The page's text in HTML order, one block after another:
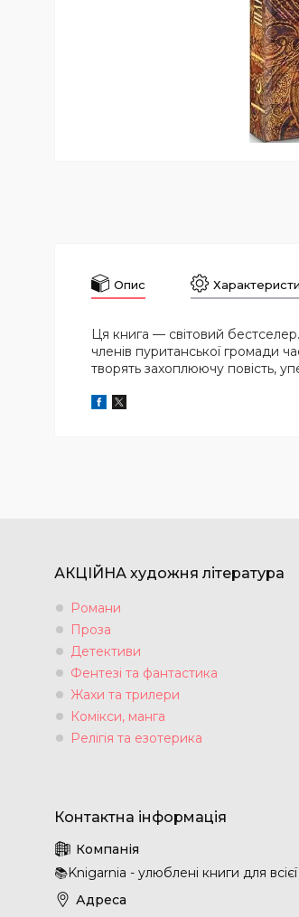
Опис
Ця книга — світовий
членів пуританської громади
творять захоплюючу повість,
АКЦІЙНА художня література
Романи
Проза
Детективи
Фентезі та фантастика
Жахи та трилери
Комікси, манга
Релігія та езотерика
📚Knigarnia - улюблені книги для